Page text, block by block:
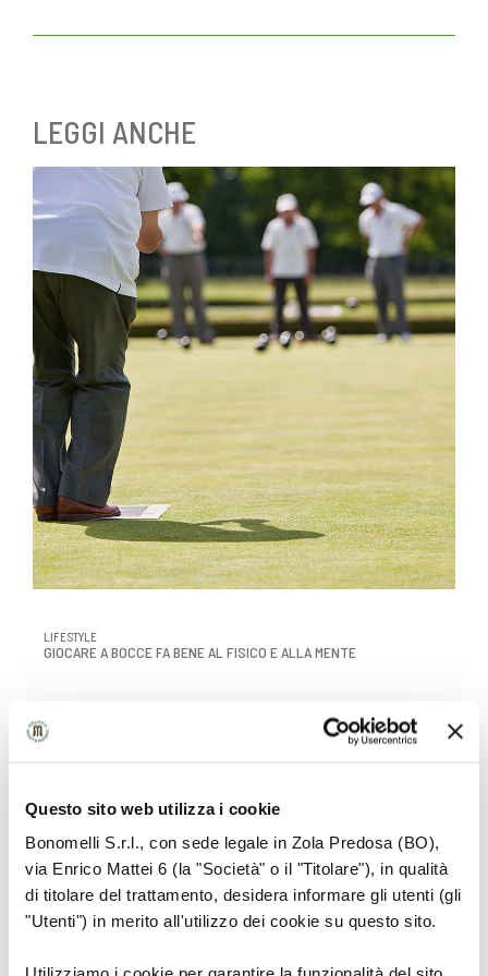
Questo sito web utilizza i cookie
Bonomelli S.r.l., con sede legale in Zola Predosa (BO),
via Enrico Mattei 6 (la "Società" o il "Titolare"), in qualità
di titolare del trattamento, desidera informare gli utenti (gli
"Utenti") in merito all'utilizzo dei cookie su questo sito.
LEGGI ANCHE
LIFESTYLE
GIOCARE A BOCCE FA BENE AL FISICO E ALLA MENTE